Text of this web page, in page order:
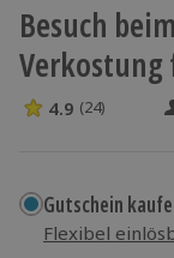
Besuch
Verkostung
4.9 Sterne von 5
4.9 (24)
Gutschein
Flexibel